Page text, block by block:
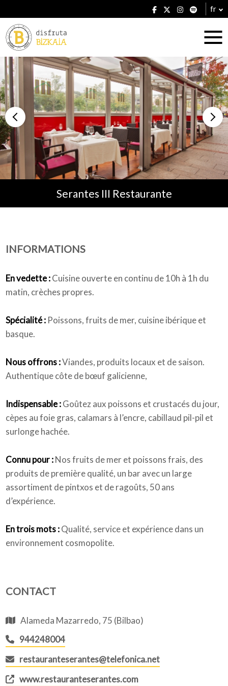
fr
Hébergement
Établissements
Plans
Serantes III Restaurante
INFORMATIONS
En vedette :Cuisine ouverte en continu de 10h à 1h du
matin, crèches propres.
Spécialité : Poissons, fruits de mer, cuisine ibérique et
basque.
Nous offrons :Viandes, produits locaux et de saison.
Authentique côte de bœuf galicienne,
Indispensable :Goûtez aux poissons et crustacés du jour,
cèpes au foie gras, calamars à l’encre, cabillaud pil-pil et
surlonge hachée.
Connu pour :Nos fruits de mer et poissons frais, des
produits de première qualité, un bar avec un large
assortiment de pintxos et de ragoûts, 50 ans
d’expérience.
En trois mots :Qualité, service et expérience dans un
environnement cosmopolite.
CONTACT
Alameda Mazarredo, 75 (Bilbao)
944248004
restauranteserantes@telefonica.net
www.restauranteserantes.com